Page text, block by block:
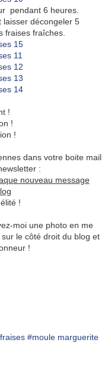
pendant 6 heures.
laisser décongeler 5
fraises fraîches.
!
!
!
dans votre boite mail
:
nouveau message
!
moi une photo en me
le côté droit du blog et
!
#moule marguerite